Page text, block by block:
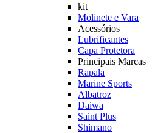
kit
Molinete e Vara
Acessórios
Lubrificantes
Capa Protetora
Principais Marcas
Rapala
Marine Sports
Albatroz
Daiwa
Saint Plus
Shimano